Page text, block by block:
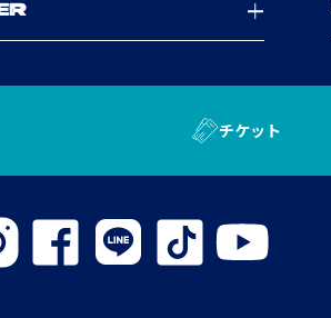
チケット